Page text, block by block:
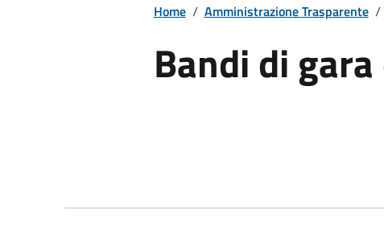
Home / Amministrazione Trasparente /
Bandi di